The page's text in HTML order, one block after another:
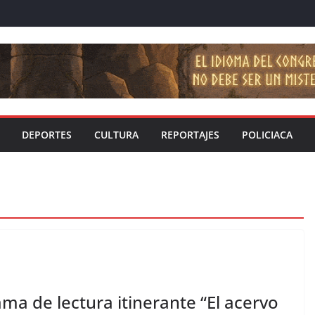
DEPORTES CULTURA REPORTAJES POLICIACA
de lectura itinerante “El acervo